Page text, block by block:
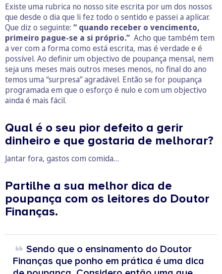
Existe uma rubrica no nosso site escrita por um dos nossos
que desde o dia que li fez todo o sentido e passei a aplicar.
Que diz o seguinte: “ quando receber o vencimento,
primeiro pague-se a si próprio.” Acho que também tem
a ver com a forma como está escrita, mas é verdade e é
possível. Ao definir um objectivo de poupança mensal, nem
seja uns meses mais outros meses menos, no final do ano
temos uma “surpresa” agradável. Então se for poupança
programada em que o esforço é nulo e com um objectivo
ainda é mais fácil.
Qual é o seu pior defeito a gerir
dinheiro e que gostaria de melhorar?
Jantar fora, gastos com comida…
Partilhe a sua melhor dica de
poupança com os leitores do Doutor
Finanças.
Sendo que o ensinamento do Doutor
Finanças que ponho em prática é uma dica